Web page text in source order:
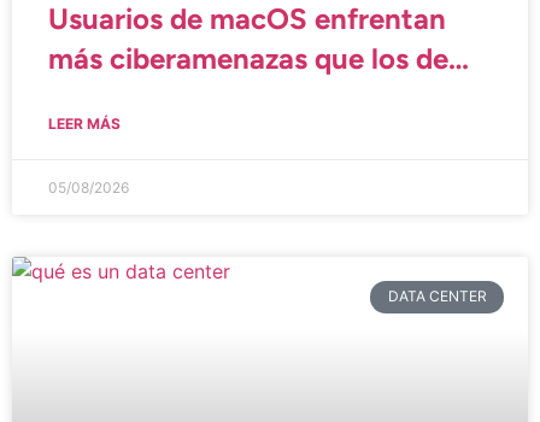
Usuarios de macOS enfrentan
más ciberamenazas que los de
LEER MÁS
05/08/2026
DATA CENTER